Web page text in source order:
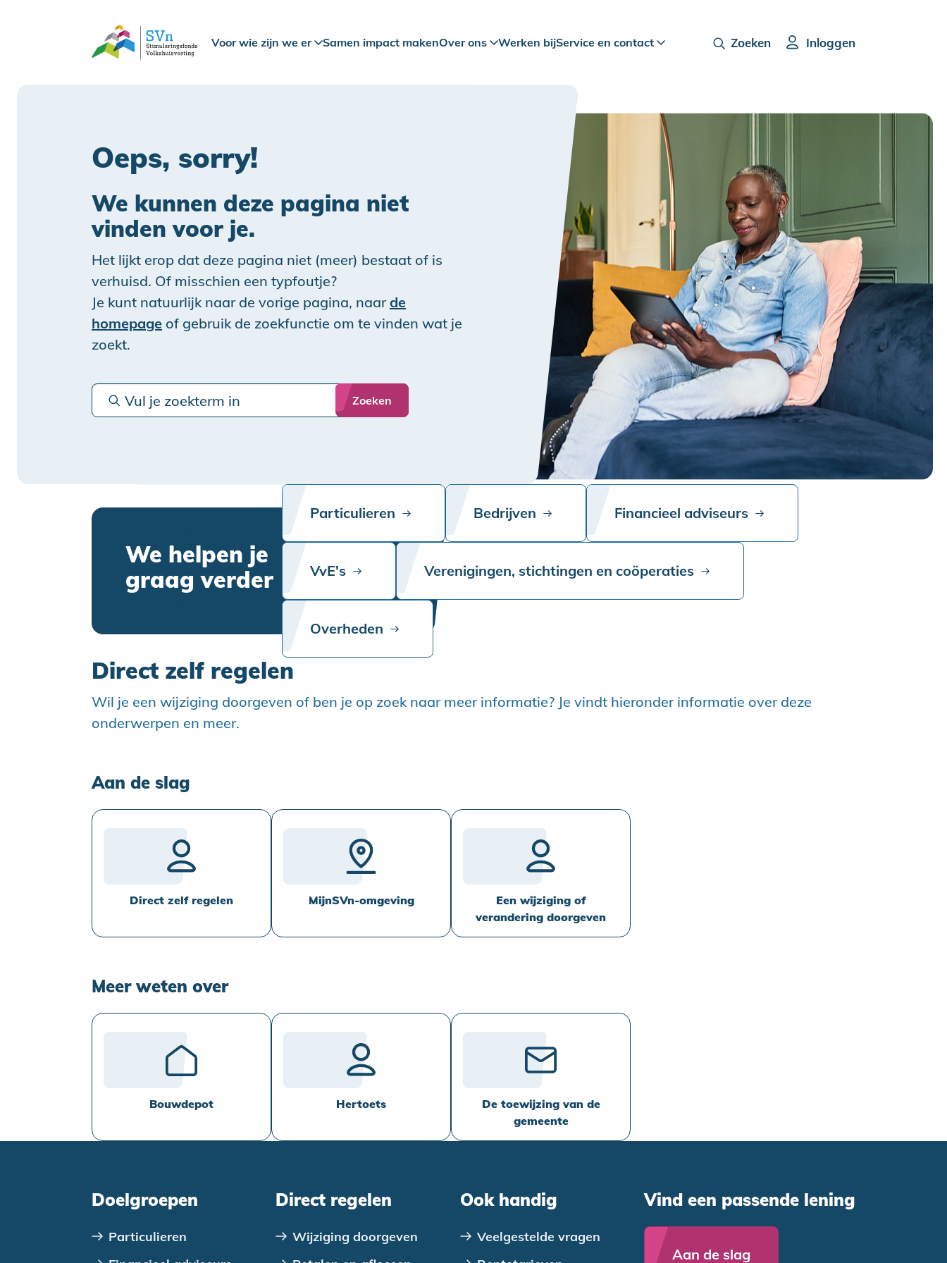
Voor wie zijn we er Samen impact makenOver ons Werken bijService en contact Zoeken Inloggen
Oeps, sorry!
We kunnen deze pagina niet
vinden voor je.
Het lijkt erop dat deze pagina niet (meer) bestaat of is
verhuisd. Of misschien een typfoutje?
Je kunt natuurlijk naar de vorige pagina, naarde
homepage of gebruik de zoekfunctie om te vinden wat je
zoekt.
Zoeken
We helpen je
graag verder
Particulieren Bedrijven Financieel adviseurs
VvE's Verenigingen, stichtingen en coöperaties
Overheden
Direct zelf regelen
Wil je een wijziging doorgeven of ben je op zoek naar meer informatie? Je vindt hieronder informatie over deze
onderwerpen en meer.
Aan de slag
Direct zelf regelen MijnSVn-omgeving
Een wijziging of
verandering doorgeven
Meer weten over
Bouwdepot Hertoets
De toewijzing van de
gemeente
Doelgroepen
Particulieren
Direct regelen
Wijziging doorgeven
Ook handig
Veelgestelde vragen
Vind een passende lening
Aan de slag